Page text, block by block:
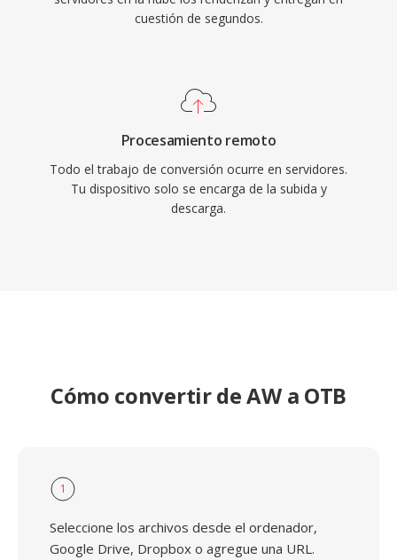
cuestión de segundos.
Procesamiento remoto
Todo el trabajo de conversión ocurre en servidores.
Tu dispositivo solo se encarga de la subida y
descarga.
Cómo convertir de AW a OTB
1
Seleccione los archivos desde el ordenador,
Google Drive, Dropbox o agregue una URL.